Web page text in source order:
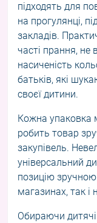
підходять для
на прогулянці,
закладів.
часті прання, не
насиченість
батьків, які
своєї дитини.
Кожна упаковка
робить товар
закупівель.
універсальний
позицію зручною
магазинах, так і
Обираючи